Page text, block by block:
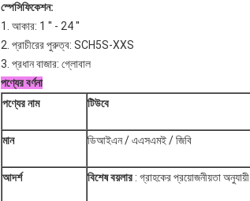
স্পেসিফিকেশন:
1. আকার: 1 '' - 24 ''
2. প্রাচীরের পুরুত্ব: SCH5S-XXS
3. প্রধান বাজার: গ্লোবাল
পণ্যের বর্ণনা
পণ্যের নাম
টিউবে
মান ডিআইএন / এএসএমই / জিবি
আদর্শ বিশেষ বয়লার : গ্রাহকের প্রয়োজনীয়তা অনুযায়ী